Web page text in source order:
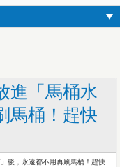
進「馬桶水
馬桶！趕快
後，永遠都不用再刷馬桶！趕快